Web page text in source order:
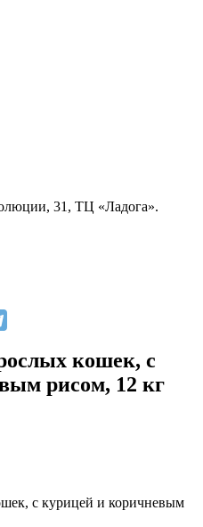
31, ТЦ «Ладога».
кошек, с
рисом, 12 кг
с курицей и коричневым